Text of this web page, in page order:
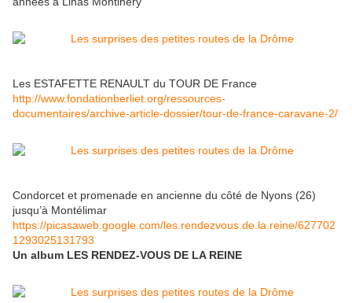
Les ESTAFETTE RENAULT du TOUR DE France
http://www.fondationberliet.org/ressources-
documentaires/archive-article-dossier/tour-de-france-caravane-2/
Condorcet et promenade en ancienne du côté de Nyons (26)
jusqu’à Montélimar
https://picasaweb.google.com/les.rendezvous.de.la.reine/627702
1293025131793
Un album LES RENDEZ-VOUS DE LA REINE